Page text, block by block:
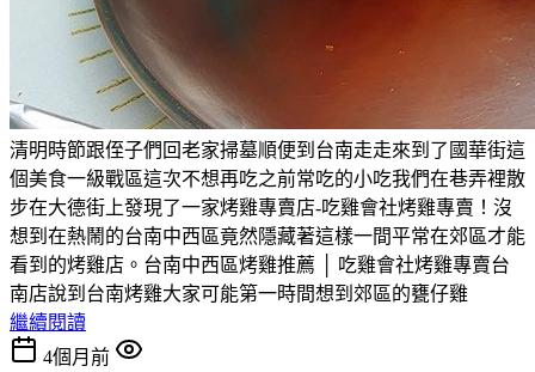
清明時節跟侄子們回老家掃墓順便到台南走走來到了國華街這
個美食一級戰區這次不想再吃之前常吃的小吃我們在巷弄裡散
步在大德街上發現了一家烤雞專賣店-吃雞會社烤雞專賣！沒
想到在熱鬧的台南中西區竟然隱藏著這樣一間平常在郊區才能
看到的烤雞店。台南中西區烤雞推薦 │ 吃雞會社烤雞專賣台
南店說到台南烤雞大家可能第一時間想到郊區的甕仔雞
繼續閱讀
4個月前